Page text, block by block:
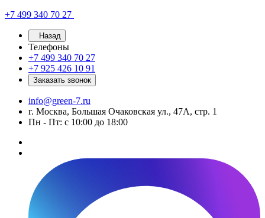
+7 499 340 70 27
Назад
Телефоны
+7 499 340 70 27
+7 925 426 10 91
Заказать звонок
info@green-7.ru
г. Москва, Большая Очаковская ул., 47А, стр. 1
Пн - Пт: с 10:00 до 18:00